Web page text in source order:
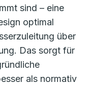
sind – eine
optimal
über
Das sorgt für
als normativ